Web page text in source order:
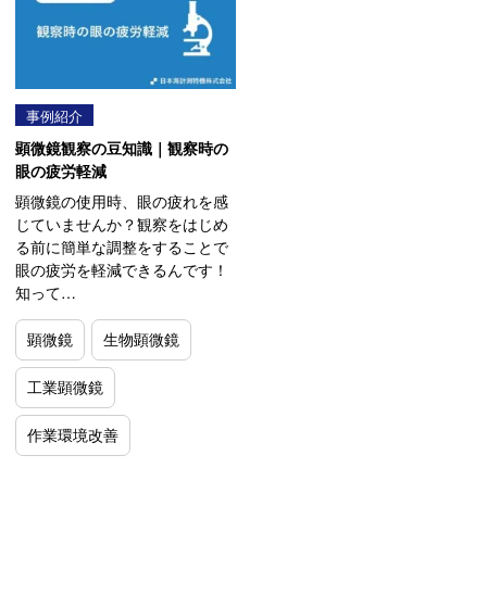
事例紹介
顕微鏡観察の豆知識｜観察時の
眼の疲労軽減
顕微鏡の使用時、眼の疲れを感
じていませんか？観察をはじめ
る前に簡単な調整をすることで
眼の疲労を軽減できるんです！
知って…
顕微鏡 生物顕微鏡
工業顕微鏡
作業環境改善